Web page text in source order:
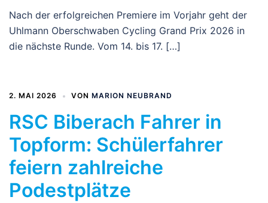
Nach der erfolgreichen Premiere im Vorjahr geht der
Uhlmann Oberschwaben Cycling Grand Prix 2026 in
die nächste Runde. Vom 14. bis 17. […]
2. MAI 2026 VON MARION NEUBRAND
RSC Biberach Fahrer in
Topform: Schülerfahrer
feiern zahlreiche
Podestplätze